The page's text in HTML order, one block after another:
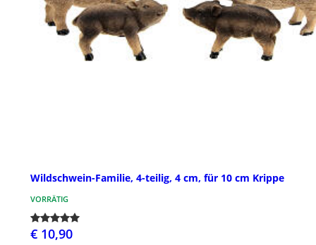
Wildschwein-Familie, 4-teilig, 4 cm, für 10 cm Krippe
VORRÄTIG
€ 10,90